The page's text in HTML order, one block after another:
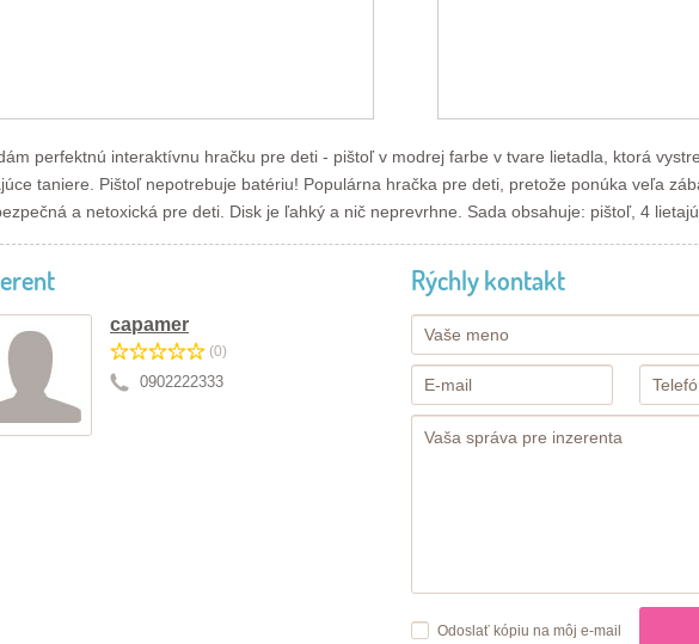
perfektnú interaktívnu hračku pre deti - pištoľ v modrej farbe v tvare lietadla, ktorá
taniere. Pištoľ nepotrebuje batériu! Populárna hračka pre deti, pretože ponúka veľa
a netoxická pre deti. Disk je ľahký a nič neprevrhne. Sada obsahuje: pištoľ, 4
capamer
(0)
0902222333
Rýchly kontakt
Odoslať kópiu na môj e-mail